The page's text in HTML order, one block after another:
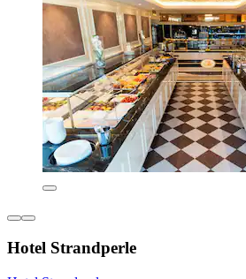
Hotel Strandperle